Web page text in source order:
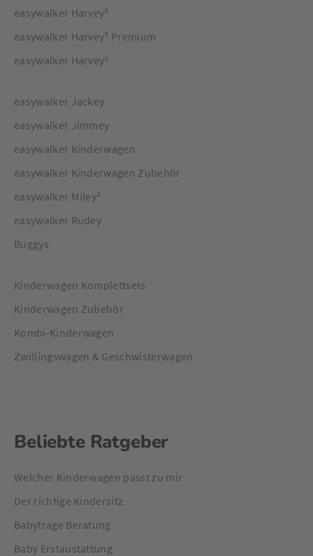
easywalker Harvey³
easywalker Harvey³ Premium
easywalker Harvey⁵
easywalker Jackey
easywalker Jimmey
easywalker Kinderwagen
easywalker Kinderwagen Zubehör
easywalker Miley²
easywalker Rudey
Buggys
Kinderwagen Komplettsets
Kinderwagen Zubehör
Kombi-Kinderwagen
Zwillingswagen & Geschwisterwagen
Beliebte Ratgeber
Welcher Kinderwagen passt zu mir
Der richtige Kindersitz
Babytrage Beratung
Baby Erstaustattung